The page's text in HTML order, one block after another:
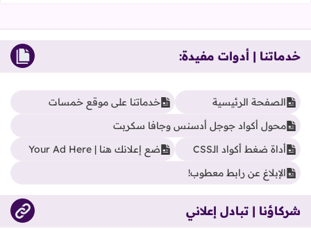
خدماتنا | أدوات مفيدة:
الصفحة الرئيسية
خدماتنا على موقع خمسات
محول أكواد جوجل أدسنس وجافا سكربت
أداة ضغط أكواد الـCSS
ضع إعلانك هنا | Your Ad Here
الإبلاغ عن رابط معطوب!
شركاؤنا | تبادل إعلاني